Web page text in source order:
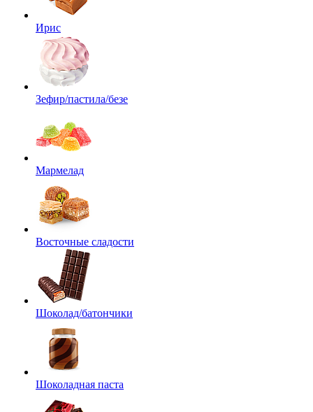
Ирис
Зефир/пастила/безе
Мармелад
Восточные сладости
Шоколад/батончики
Шоколадная паста